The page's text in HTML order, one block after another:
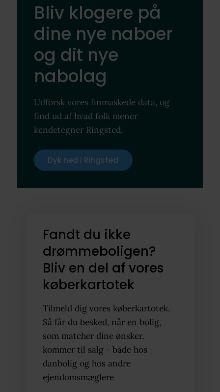
Bliv klogere på
dine nye naboer
og dit nye
nabolag
Udforsk vores finmaskede data, og
find ud af hvad folk mener
kendetegner Ringsted.
Dyk ned i Ringsted
Fandt du ikke
drømmeboligen?
Bliv en del af vores
køberkartotek
Tilmeld dig vores køberkartotek.
Så får du besked, når en bolig,
som matcher dine ønsker,
kommer til salg - både hos
danbolig og hos andre
ejendomsmæglere